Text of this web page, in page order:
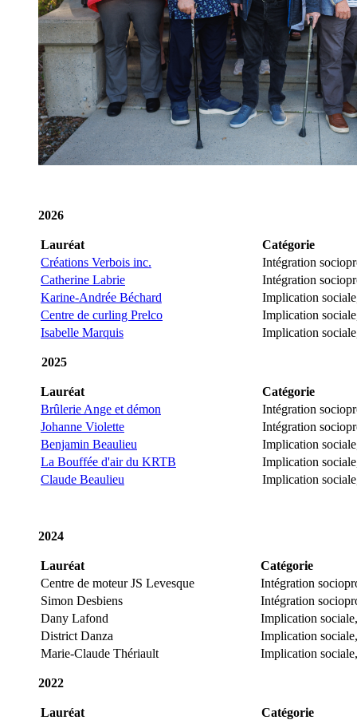
2026
Lauréat
Catégorie
Créations Verbois inc.
Intégration
Catherine Labrie
Intégration
Karine-Andrée Béchard
Implication
Centre de curling Prelco
Implication
Isabelle Marquis
Implication
2025
Lauréat
Catégorie
Brûlerie Ange et démon
Intégration
Johanne Violette
Intégration
Benjamin Beaulieu
Implication
La Bouffée d'air du KRTB
Implication
Claude Beaulieu
Implication
2024
Lauréat
Catégorie
Centre de moteur JS Levesque
Intégration
Simon Desbiens
Intégration
Dany Lafond
Implication
District Danza
Implication
Marie-Claude Thériault
Implication
2022
Lauréat
Catégorie